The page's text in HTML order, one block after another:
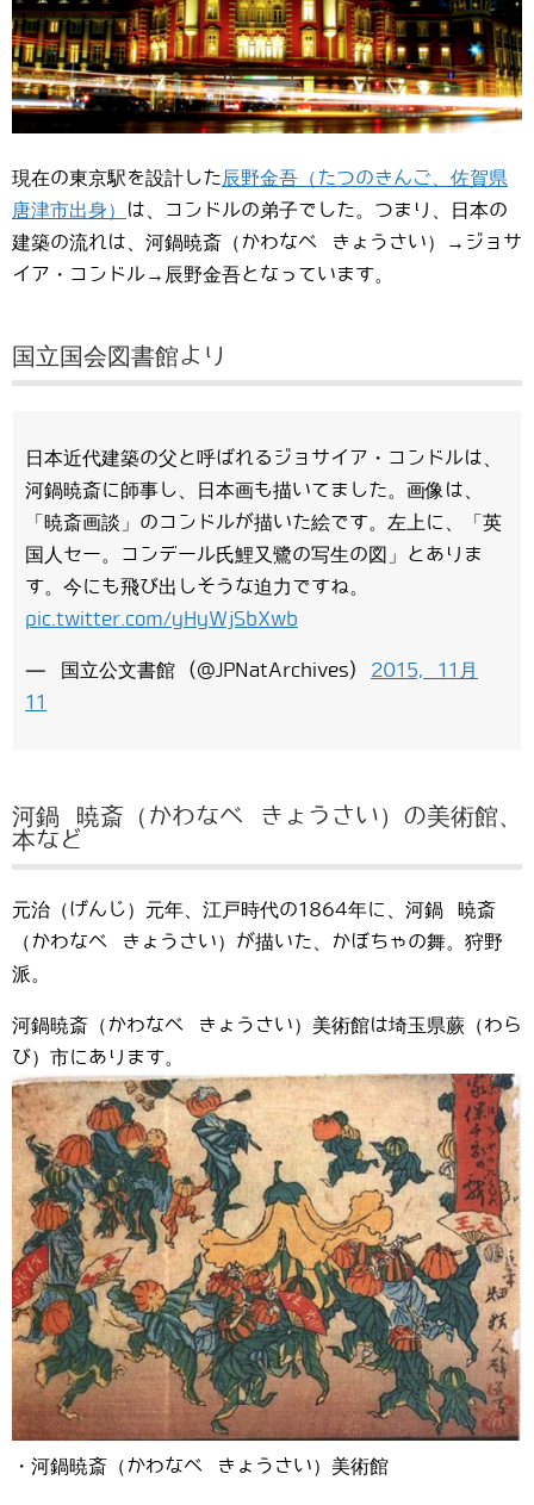
現在の東京駅を設計した辰野金吾（たつのきんご、佐賀県
唐津市出身）
は、コンドルの弟子でした。つまり、日本の
建築の流れは、河鍋暁斎（かわなべ きょうさい）→ジョサ
イア・コンドル→辰野金吾となっています。
国立国会図書館より
日本近代建築の父と呼ばれるジョサイア・コンドルは、
河鍋暁斎に師事し、日本画も描いてました。画像は、
「暁斎画談」のコンドルが描いた絵です。左上に、「英
国人セー。コンデール氏鯉又鷺の写生の図」とありま
す。今にも飛び出しそうな迫力ですね。
pic.twitter.com/yHyWjSbXwb
— 国立公文書館 (@JPNatArchives) 2015, 11月
11
河鍋 暁斎（かわなべ きょうさい）の美術館、
本など
元治（げんじ）元年、江戸時代の1864年に、河鍋 暁斎
（かわなべ きょうさい）が描いた、かぼちゃの舞。狩野
派。
河鍋暁斎（かわなべ きょうさい）美術館は埼玉県蕨（わら
び）市にあります。
・河鍋暁斎（かわなべ きょうさい）美術館